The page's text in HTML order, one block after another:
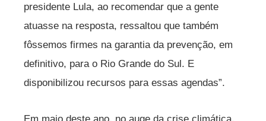
presidente Lula, ao recomendar que a gente
atuasse na resposta, ressaltou que também
fôssemos firmes na garantia da prevenção, em
definitivo, para o Rio Grande do Sul. E
disponibilizou recursos para essas agendas”.